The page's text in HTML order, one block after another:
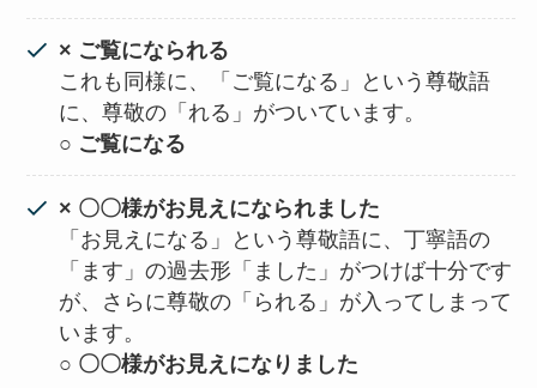
× ご覧になられる
これも同様に、「ご覧になる」という尊敬語
に、尊敬の「れる」がついています。
○ ご覧になる
× 〇〇様がお見えになられました
「お見えになる」という尊敬語に、丁寧語の
「ます」の過去形「ました」がつけば十分です
が、さらに尊敬の「られる」が入ってしまって
います。
○ 〇〇様がお見えになりました